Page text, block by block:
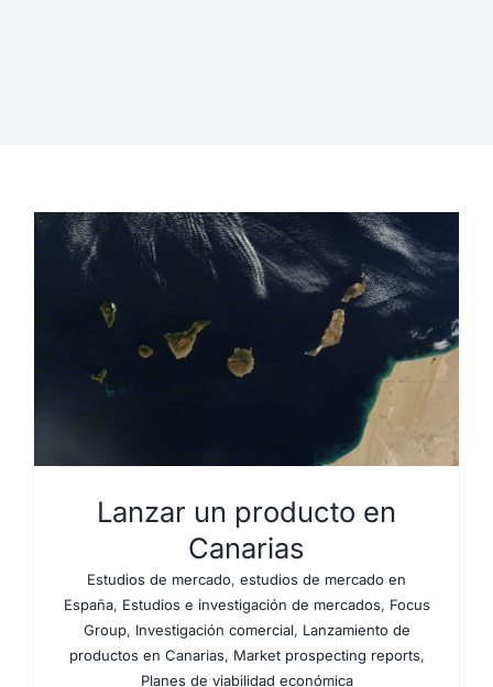
Lanzar un producto en
Canarias
Estudios de mercado, estudios de mercado en
España, Estudios e investigación de mercados, Focus
Group, Investigación comercial, Lanzamiento de
productos en Canarias, Market prospecting reports,
Planes de viabilidad económica